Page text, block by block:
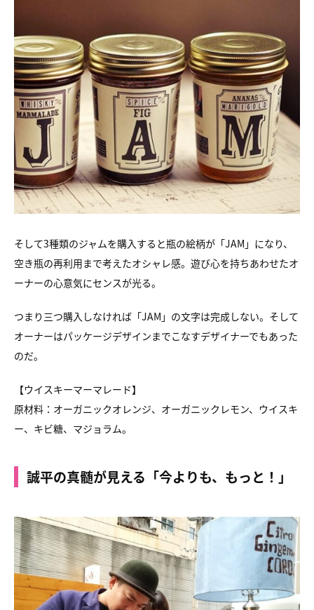
そして3種類のジャムを購入すると瓶の絵柄が「JAM」になり、
空き瓶の再利用まで考えたオシャレ感。遊び心を持ちあわせたオ
ーナーの心意気にセンスが光る。
つまり三つ購入しなければ「JAM」の文字は完成しない。そして
オーナーはパッケージデザインまでこなすデザイナーでもあった
のだ。
【ウイスキーマーマレード】
原材料：オーガニックオレンジ、オーガニックレモン、ウイスキ
ー、キビ糖、マジョラム。
誠平の真髄が見える「今よりも、もっと！」